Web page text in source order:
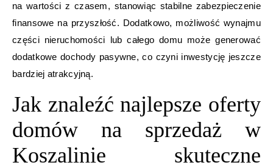
na wartości z czasem, stanowiąc stabilne zabezpieczenie
finansowe na przyszłość. Dodatkowo, możliwość wynajmu
części nieruchomości lub całego domu może generować
dodatkowe dochody pasywne, co czyni inwestycję jeszcze
bardziej atrakcyjną.
Jak znaleźć najlepsze oferty
domów na sprzedaż w
Koszalinie skuteczne